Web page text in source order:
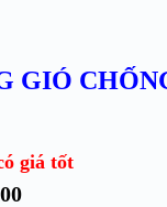
GIÓ
giá tốt